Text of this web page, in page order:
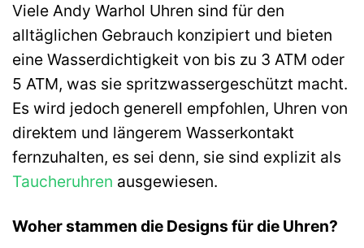
Viele Andy Warhol Uhren sind für den
alltäglichen Gebrauch konzipiert und bieten
eine Wasserdichtigkeit von bis zu 3 ATM oder
5 ATM, was sie spritzwassergeschützt macht.
Es wird jedoch generell empfohlen, Uhren von
direktem und längerem Wasserkontakt
fernzuhalten, es sei denn, sie sind explizit als
Taucheruhren ausgewiesen.
Woher stammen die Designs für die Uhren?